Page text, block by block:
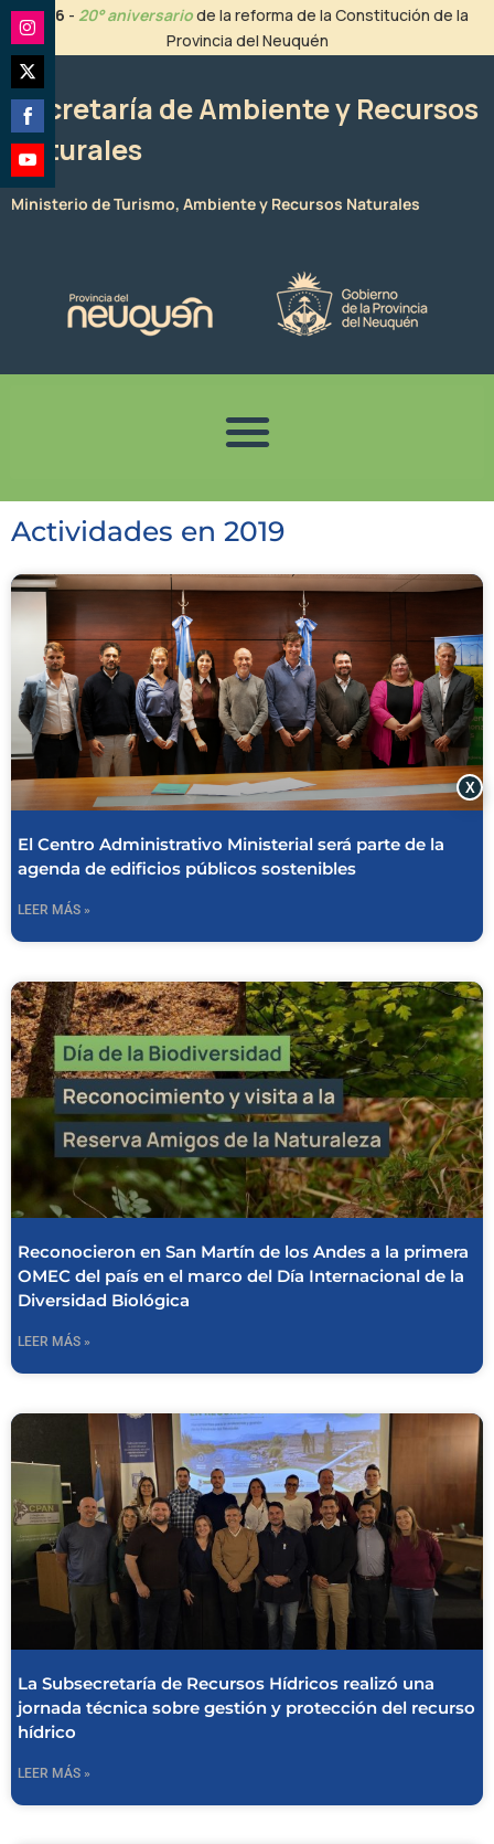
contenido
2026 - 20° aniversariode la reforma de la Constitución de la
Provincia del Neuquén
Secretaría de Ambiente y Recursos
Naturales
Ministerio de Turismo, Ambiente y Recursos Naturales
Actividades en 2019
El Centro Administrativo Ministerial será parte de la
agenda de edificios públicos sostenibles
LEER MÁS »
Reconocieron en San Martín de los Andes a la primera
OMEC del país en el marco del Día Internacional de la
Diversidad Biológica
LEER MÁS »
La Subsecretaría de Recursos Hídricos realizó una
jornada técnica sobre gestión y protección del recurso
hídrico
LEER MÁS »
Share
on
Instagram
Share
on
Twitter
Share
on
Facebook
Share
on
X